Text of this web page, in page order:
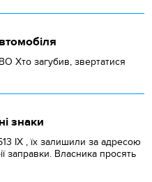
Хто загубив, звертатися
знаки
IX , їх залишили за адресою
заправки. Власника просять